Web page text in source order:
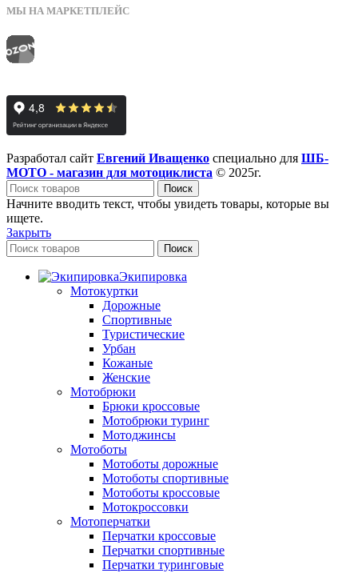
МЫ НА МАРКЕТПЛЕЙС
Разработал сайт Евгений Иващенко специально для ШБ-
МОТО - магазин для мотоциклиста © 2025г.
Поиск
Начните вводить текст, чтобы увидеть товары, которые вы
ищете.
Закрыть
Поиск
Экипировка
Мотокуртки
Дорожные
Спортивные
Туристические
Урбан
Кожаные
Женские
Мотобрюки
Брюки кроссовые
Мотобрюки туринг
Мотоджинсы
Мотоботы
Мотоботы дорожные
Мотоботы спортивные
Мотоботы кроссовые
Мотокроссовки
Мотоперчатки
Перчатки кроссовые
Перчатки спортивные
Перчатки туринговые